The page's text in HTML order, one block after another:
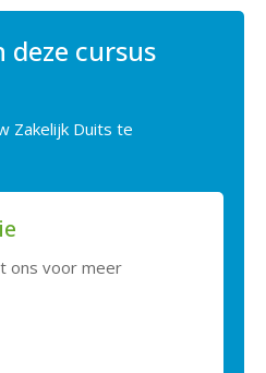
cursus
Zakelijk Duits te
ons voor meer